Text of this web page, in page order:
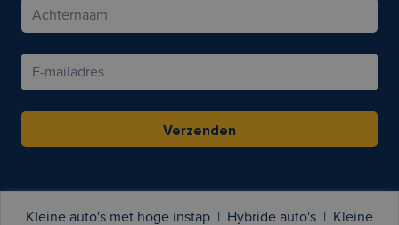
Verzenden
Kleine auto's met hoge instap Hybride auto's
Kleine